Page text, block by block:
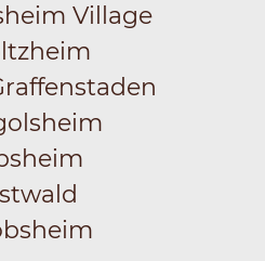
Village